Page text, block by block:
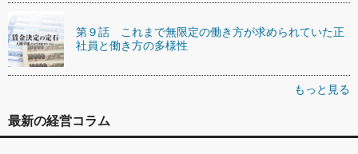
第９話 これまで無限定の働き方が求められていた正
社員と働き方の多様性
もっと見る
最新の経営コラム